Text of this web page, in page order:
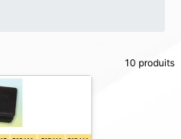
10 produits